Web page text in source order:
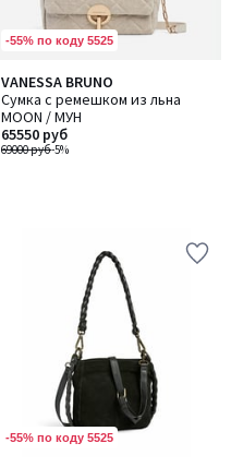
-55% по коду 5525
VANESSA BRUNO
Сумка с ремешком из льна
MOON / МУН
69000 руб-5%
65550 руб
-55% по коду 5525